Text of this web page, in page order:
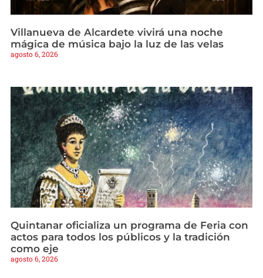
Villanueva de Alcardete vivirá una noche
mágica de música bajo la luz de las velas
agosto 6, 2026
Quintanar oficializa un programa de Feria con
actos para todos los públicos y la tradición
como eje
agosto 6, 2026